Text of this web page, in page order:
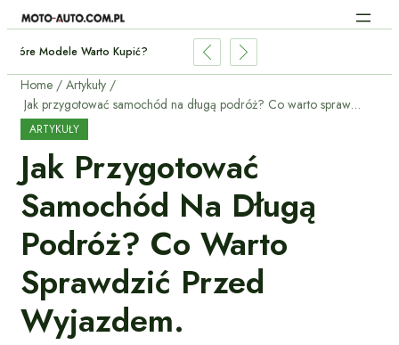
Tanie Elektryki 2026: Które Modele Warto Kupić?
Home
Artykuły
Jak przygotować samochód na długą podróż? Co warto sprawdzić przed wyjazdem.
ARTYKUŁY
Jak Przygotować
Samochód Na Długą
Podróż? Co Warto
Sprawdzić Przed
Wyjazdem.